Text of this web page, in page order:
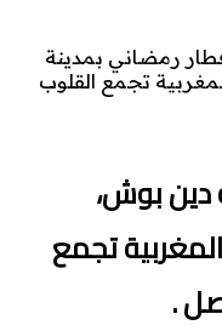
رمضاني بمدينة
تجمع القلوب
دين بوش،
تجمع
.